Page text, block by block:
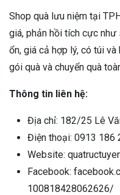
Shop quà lưu niệm tại
giá, phản hồi tích cực
ổn, giá cả hợp lý, có túi
gói quà và chuyển quà
Thông tin liên hệ:
Địa chỉ: 182/25 Lê
Điện thoại: 0913 186
Website:
Facebook:
100818428062626/